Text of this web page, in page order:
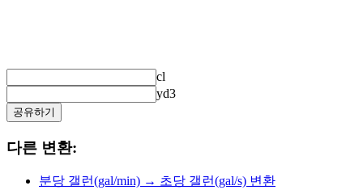
cl
yd3
공유하기
다른 변환:
분당 갤런(gal/min) → 초당 갤런(gal/s) 변환